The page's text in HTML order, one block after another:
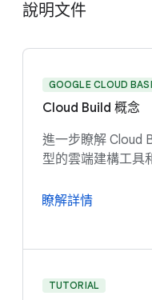
說明文件
GOOGLE CLOUD
Cloud Build 概念
進一步瞭解 Cloud
型的雲端建構工具
瞭解詳情
TUTORIAL